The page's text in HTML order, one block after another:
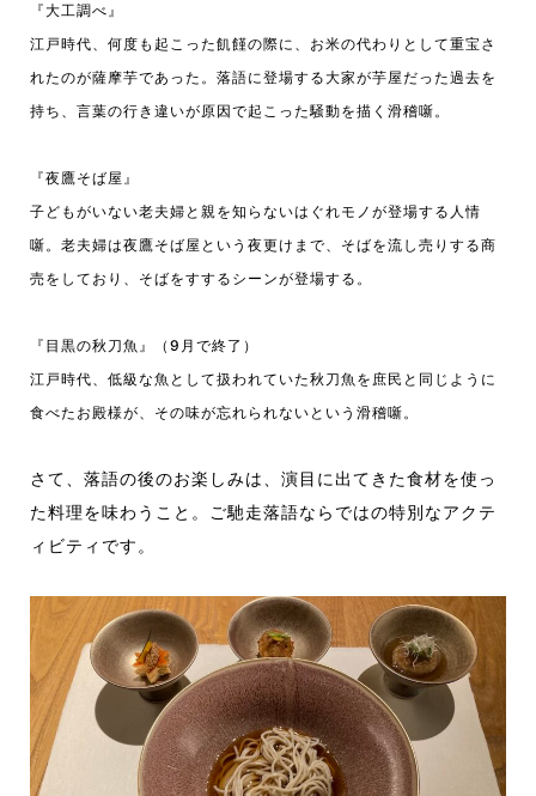
『大工調べ』
江戸時代、何度も起こった飢饉の際に、お米の代わりとして重宝さ
れたのが薩摩芋であった。落語に登場する大家が芋屋だった過去を
持ち、言葉の行き違いが原因で起こった騒動を描く滑稽噺。
『夜鷹そば屋』
子どもがいない老夫婦と親を知らないはぐれモノが登場する人情
噺。老夫婦は夜鷹そば屋という夜更けまで、そばを流し売りする商
売をしており、そばをすするシーンが登場する。
『目黒の秋刀魚』（9月で終了）
江戸時代、低級な魚として扱われていた秋刀魚を庶民と同じように
食べたお殿様が、その味が忘れられないという滑稽噺。
さて、落語の後のお楽しみは、演目に出てきた食材を使っ
た料理を味わうこと。ご馳走落語ならではの特別なアクテ
ィビティです。